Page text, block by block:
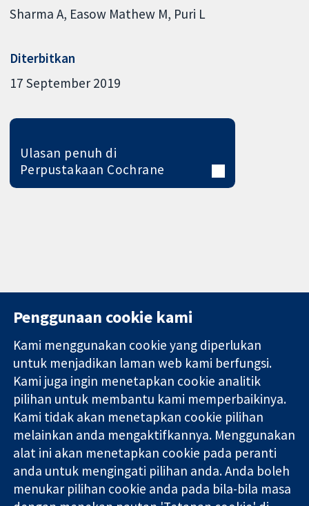
Sharma A Easow Mathew M Puri L
Diterbitkan
17 September 2019
Ulasan penuh di
Perpustakaan Cochrane
Bukti yang
dipercayai.
keputusan
termaklum
Kesihatan yang
lebih baik
11-13 Cavendish
Square
London
W1G 0AN
United Kingdom
Hubungi kita
Berita
Pejabat
akhbar
Perihal Kami
Pekerjaan
Cochrane
Library
Penggunaan cookie kami
Kami menggunakan cookie yang diperlukan
untuk menjadikan laman web kami berfungsi.
Kami juga ingin menetapkan cookie analitik
pilihan untuk membantu kami memperbaikinya.
Kami tidak akan menetapkan cookie pilihan
melainkan anda mengaktifkannya. Menggunakan
alat ini akan menetapkan cookie pada peranti
anda untuk mengingati pilihan anda. Anda boleh
menukar pilihan cookie anda pada bila-bila masa